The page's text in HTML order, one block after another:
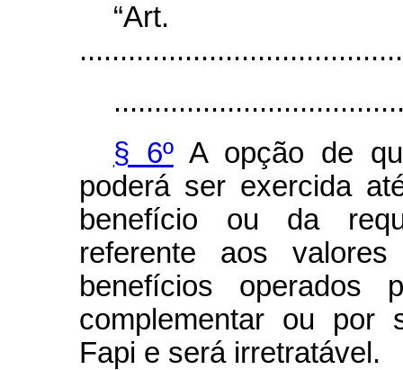
§ 6ºA opção de
poderá ser exercida
benefício ou da
referente aos
benefícios operados
complementar ou por
Fapi e será irretratável.